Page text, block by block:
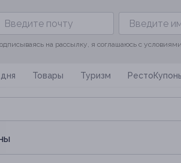
на рассылку, я соглашаюсь с условиями
Товары Туризм